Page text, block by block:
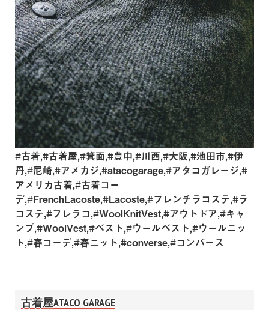
#古着,#古着屋,#箕面,#豊中,#川西,#大阪,#池田市,#伊
丹,#尼崎,#アメカジ,#atacogarage,#アタコガレージ,#
アメリカ古着,#古着コー
デ,#FrenchLacoste,#Lacoste,#フレンチラコステ,#ラ
コステ,#フレラコ,#WoolKnitVest,#アウトドア,#キャ
ンプ,#WoolVest,#ベスト,#ウールベスト,#ウールニッ
ト,#春コーデ,#春ニット,#converse,#コンバース
古着屋ATACO GARAGE